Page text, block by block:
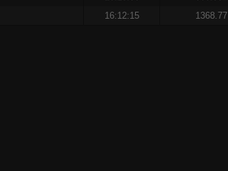
16:12:15 1368.77